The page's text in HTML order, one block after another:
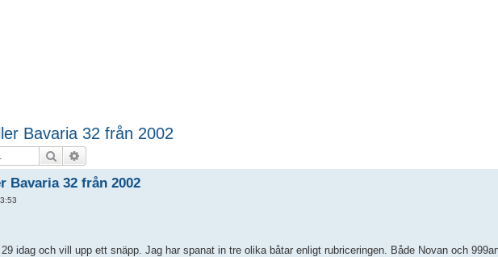
Bavaria 32 från 2002
Sök
Bavaria 32 från 2002
idag och vill upp ett snäpp. Jag har spanat in tre olika båtar enligt rubriceringen. Både Novan och